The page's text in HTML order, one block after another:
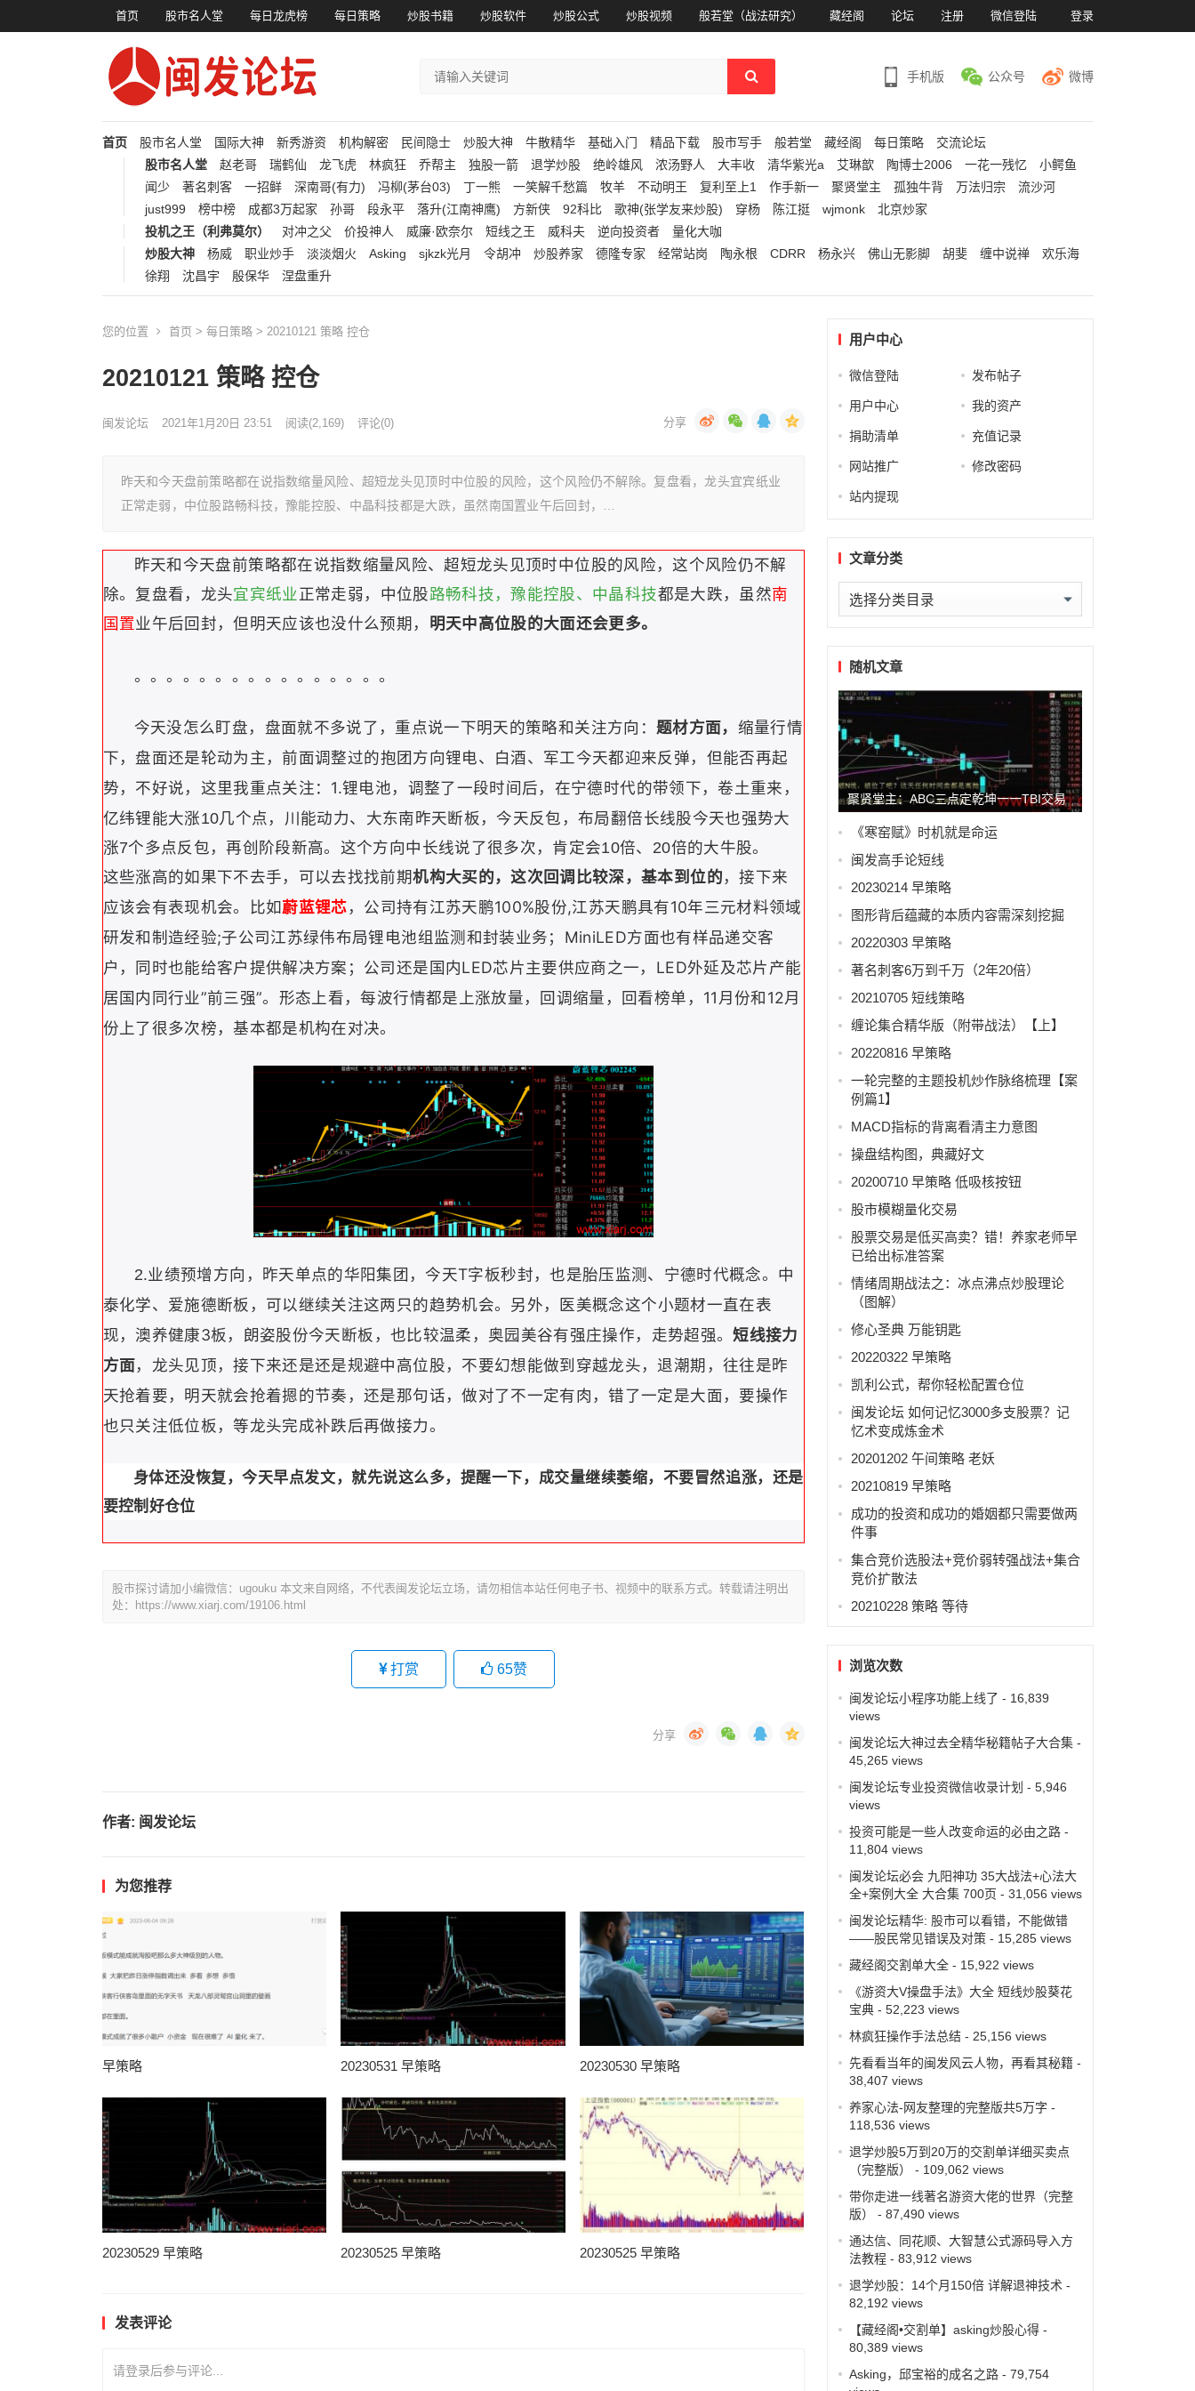
首页 股市名人堂 每日龙虎榜 每日策略 炒股书籍 炒股软件 炒股公式 炒股视频 般若堂（战法研究） 藏经阁 论坛 注册 微信登陆 登录
手机版 公众号 微博
首页 股市名人堂 国际大神 新秀游资 机构解密 民间隐士 炒股大神 牛散精华 基础入门 精品下载 股市写手 般若堂 藏经阁 每日策略
交流论坛
股市名人堂
赵老哥 瑞鹤仙 龙飞虎 林疯狂 乔帮主 独股一箭 退学炒股 绝岭雄风 浓汤野人 大丰收 清华紫光a 艾琳歆 陶博士2006 一花一残忆
小鳄鱼
闻少
著名刺客 一招鲜 深南哥(有力) 冯柳(茅台03) 丁一熊 一笑解千愁篇 牧羊 不动明王 复利至上1 作手新一 聚贤堂主 孤独牛背 万法归宗
流沙河
just999
榜中榜 成都3万起家 孙哥 段永平 落升(江南神鹰) 方新侠 92科比 歌神(张学友来炒股) 穿杨 陈江挺 wjmonk
北京炒家
投机之王（利弗莫尔）
对冲之父 价投神人 威廉·欧奈尔 短线之王 威科夫 逆向投资者
量化大咖
炒股大神
杨威 职业炒手 淡淡烟火 Asking sjkzk光月 令胡冲 炒股养家 德隆专家 经常站岗 陶永根 CDRR 杨永兴 佛山无影脚 胡斐 缠中说禅
欢乐海
徐翔
沈昌宇 殷保华 涅盘重升
您的位置 首页 > 每日策略 > 20210121 策略 控仓
20210121 策略 控仓
闽发论坛 2021年1月20日 23:51 阅读(2,169) 评论(0)
昨天和今天盘前策略都在说指数缩量风险、超短龙头见顶时中位股的风险，这个风险仍不解除。复盘看，龙头宜宾纸业
正常走弱，中位股路畅科技，豫能控股、中晶科技都是大跌，虽然南国置业午后回封，…
昨天和今天盘前策略都在说指数缩量风险、超短龙头见顶时中位股的风险，这个风险仍不解
除。 复盘看，龙头宜宾纸业正常走弱， 中位股路畅科技，豫能控股、中晶科技都是大跌，虽然南
国置业午后回封，但明天应该也没什么预期， 明天中高位股的大面还会更多。
。。。 。。。 。。 。 。。 。 。。 。。
今天没怎么盯盘，盘面就不多说了，重点说一下明天的策略和关注方向： 题材方面， 缩量行情
下， 盘面还是轮动为主，前面调整过的抱团方向锂电、白酒、军工今天都迎来反弹，但能否再起
势，不好说，这里我重点关注： 1.锂电池，调整了一段时间后，在宁德时代的带领下，卷土重来，
亿纬锂能大涨10几个点， 川能动力、大东南昨天断板，今天反包，布局翻倍长线股今天也强势大
涨7个多点反包，再创阶段新高。这个方向中长线说了很多次，肯定会10倍、20倍的大牛股。
这些涨高的如果下不去手，可以去找找前期机构大买的，这次回调比较深，基本到位的 ，接下来
应该会有表现机会。
比如蔚蓝锂芯 ， 公司持有江苏天鹏100%股份,江苏天鹏具有10年三元材料领域
研发和制造经验;子公司江苏绿伟布局锂电池组监测和封装业务； MiniLED方面也有样品递交客
户，同时也能给客户提供解决方案； 公司还是国内LED芯片主要供应商之一，LED外延及芯片产能
居国内同行业”前三强”。 形态上看，每波行情都是上涨放量，回调缩量，回看榜单，11月份和12月
份上了很多次榜，基本都是机构在对决。
2.业绩预增方向 ，昨天单点的华阳集团 ，今天T字板秒封，也是胎压监测、宁德时代概念。 中
泰化学、爱施德断板，可以继续关注这两只的趋势机会。 另外， 医美概念这个小题材一直在表
现， 澳养健康3板， 朗姿股份今天断板，也比较温柔， 奥园美谷有强庄操作，走势超强。短线接力
方面，龙头见顶，接下来还是还是规避中高位股，不要幻想能做到穿越龙头，退潮期，往往是昨
天抢着要，明天就会抢着摁的节奏，还是那句话，做对了不一定有肉，错了一定是大面，要操作
也只关注低位板，等龙头完成补跌后再做接力。
身体还没恢复，今天早点发文，就先说这么多，提醒一下，成交量继续萎缩，不要冒然追涨，还是
要控制好仓位
股市探讨请加小编微信：ugouku 本文来自网络，不代表闽发论坛立场，请勿相信本站任何电子书、视频中的联系方式。转载请注明出
处：https://www.xiarj.com/19106.html
打赏 65赞
作者: 闽发论坛
为您推荐
早策略 20230531 早策略 20230530 早策略
20230529 早策略 20230525 早策略 20230525 早策略
发表评论
请登录后参与评论...
用户中心
微信登陆 发布帖子
用户中心 我的资产
捐助清单 充值记录
网站推广 修改密码
站内提现
文章分类
文
章
类随机文章
聚贤堂主：ABC三点定乾坤一一TBI交易
行为识别系统之大势技...
《寒窑赋》时机就是命运
闽发高手论短线
20230214 早策略
图形背后蕴藏的本质内容需深刻挖掘
20220303 早策略
著名刺客6万到千万（2年20倍）
20210705 短线策略
缠论集合精华版（附带战法）【上】
20220816 早策略
一轮完整的主题投机炒作脉络梳理【案
例篇1】
MACD指标的背离看清主力意图
操盘结构图，典藏好文
20200710 早策略 低吸核按钮
股市模糊量化交易
股票交易是低买高卖？错！养家老师早
已给出标准答案
情绪周期战法之：冰点沸点炒股理论
（图解）
修心圣典 万能钥匙
20220322 早策略
凯利公式，帮你轻松配置仓位
闽发论坛 如何记忆3000多支股票？记
忆术变成炼金术
20201202 午间策略 老妖
20210819 早策略
成功的投资和成功的婚姻都只需要做两
件事
集合竞价选股法+竞价弱转强战法+集合
竞价扩散法
20210228 策略 等待
浏览次数
闽发论坛小程序功能上线了 - 16,839
views
闽发论坛大神过去全精华秘籍帖子大合集-
45,265 views
闽发论坛专业投资微信收录计划 - 5,946
views
投资可能是一些人改变命运的必由之路-
11,804 views
闽发论坛必会 九阳神功 35大战法+心法大
全+案例大全 大合集 700页 - 31,056 views
闽发论坛精华: 股市可以看错，不能做错
——股民常见错误及对策- 15,285 views
藏经阁交割单大全- 15,922 views
《游资大V操盘手法》大全 短线炒股葵花
宝典- 52,223 views
林疯狂操作手法总结- 25,156 views
先看看当年的闽发风云人物，再看其秘籍-
38,407 views
养家心法-网友整理的完整版共5万字 -
118,536 views
退学炒股5万到20万的交割单详细买卖点
（完整版）
- 109,062 views
带你走进一线著名游资大佬的世界（完整
版）
- 87,490 views
通达信、同花顺、大智慧公式源码导入方
法教程- 83,912 views
退学炒股：14个月150倍 详解退神技术 -
82,192 views
【藏经阁•交割单】asking炒股心得-
80,389 views
Asking，邱宝裕的成名之路- 79,754